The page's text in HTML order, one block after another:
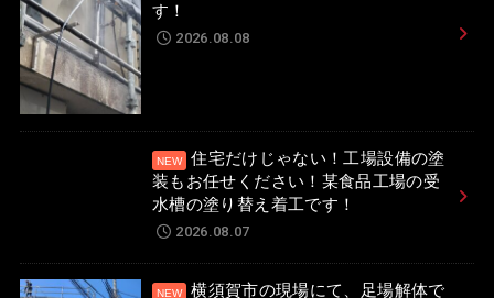
す！
2026.08.08
住宅だけじゃない！工場設備の塗
装もお任せください！某食品工場の受
水槽の塗り替え着工です！
2026.08.07
横須賀市の現場にて、足場解体で